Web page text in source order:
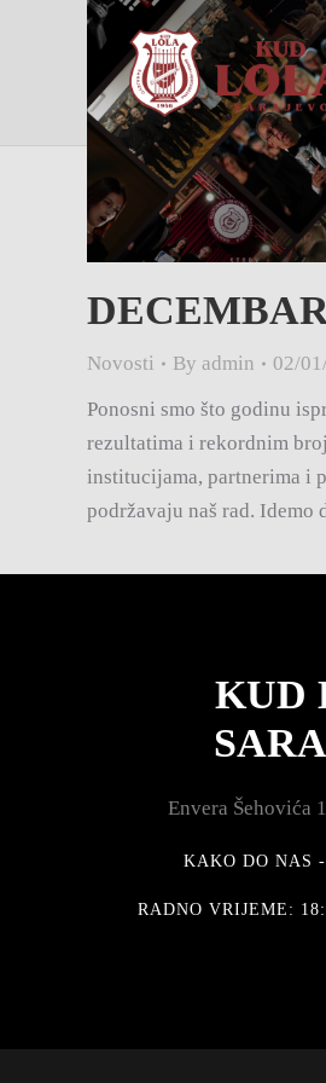
Novosti By admin 02/
Ponosni smo što godinu
rezultatima i rekordnim
institucijama, partnerima i
podržavaju naš rad. Idemo
KUD
Envera Šehovića
KAKO DO NAS
RADNO VRIJEME: